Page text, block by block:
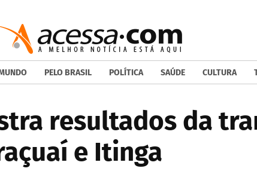
PELO BRASIL POLÍTICA SAÚDE CULTURA
resultados da
e Itinga